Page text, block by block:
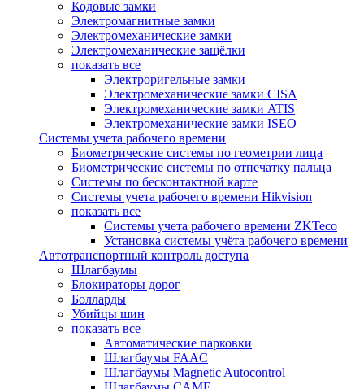
Кодовые замки
Электромагнитные замки
Электромеханические замки
Электромеханические защёлки
показать все
Электроригельные замки
Электромеханические замки CISA
Электромеханические замки ATIS
Электромеханические замки ISEO
Системы учета рабочего времени
Биометрические системы по геометрии лица
Биометрические системы по отпечатку пальца
Системы по бесконтактной карте
Системы учета рабочего времени Hikvision
показать все
Системы учета рабочего времени ZKTeco
Установка системы учёта рабочего времени
Автотранспортный контроль доступа
Шлагбаумы
Блокираторы дорог
Болларды
Убийцы шин
показать все
Автоматические парковки
Шлагбаумы FAAC
Шлагбаумы Magnetic Autocontrol